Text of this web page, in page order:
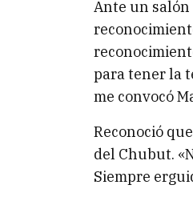
Ante un salón
para tener la
me convocó
Reconoció
del Chubut.
Siempre